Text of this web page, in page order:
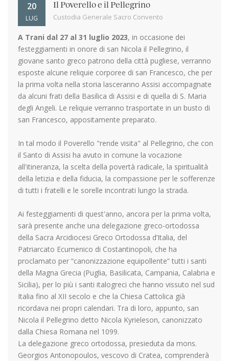
20
LUG
Il Poverello e il Pellegrino
Custodia Generale Sacro Convento
A Trani dal 27 al 31 luglio 2023, in occasione dei
festeggiamenti in onore di san Nicola il Pellegrino, il
giovane santo greco patrono della città pugliese, verranno
esposte alcune reliquie corporee di san Francesco, che per
la prima volta nella storia lasceranno Assisi accompagnate
da alcuni frati della Basilica di Assisi e di quella di S. Maria
degli Angeli. Le reliquie verranno trasportate in un busto di
san Francesco, appositamente preparato.
In tal modo il Poverello "rende visita" al Pellegrino, che con
il Santo di Assisi ha avuto in comune la vocazione
all'itineranza, la scelta della povertà radicale, la spiritualità
della letizia e della fiducia, la compassione per le sofferenze
di tutti i fratelli e le sorelle incontrati lungo la strada.
Ai festeggiamenti di quest'anno, ancora per la prima volta,
sarà presente anche una delegazione greco-ortodossa
della Sacra Arcidiocesi Greco Ortodossa d’Italia, del
Patriarcato Ecumenico di Costantinopoli, che ha
proclamato per “canonizzazione equipollente” tutti i santi
della Magna Grecia (Puglia, Basilicata, Campania, Calabria e
Sicilia), per lo più i santi italogreci che hanno vissuto nel sud
Italia fino al XII secolo e che la Chiesa Cattolica già
ricordava nei propri calendari. Tra di loro, appunto, san
Nicola il Pellegrino detto Nicola Kyrieleson, canonizzato
dalla Chiesa Romana nel 1099.
La delegazione greco ortodossa, presieduta da mons.
Georgios Antonopoulos, vescovo di Cratea, comprenderà